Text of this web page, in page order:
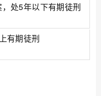
处5年以下有期徒刑
有期徒刑